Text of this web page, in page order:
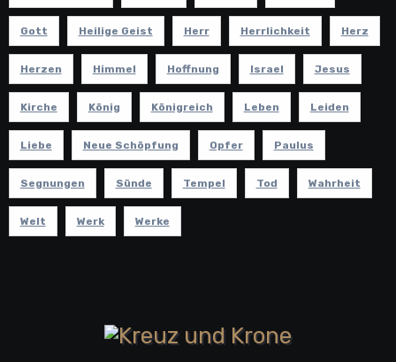
Gott Heilige Geist Herr Herrlichkeit Herz
Herzen Himmel Hoffnung Israel Jesus
Kirche König Königreich Leben Leiden
Liebe Neue Schöpfung Opfer Paulus
Segnungen Sünde Tempel Tod Wahrheit
Welt Werk Werke